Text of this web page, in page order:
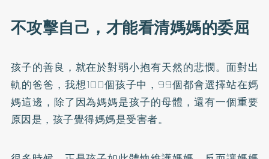
不攻擊自己，才能看清媽媽的委屈
孩子的善良，就在於對弱小抱有天然的悲憫。面對出
軌的爸爸，我想100個孩子中，99個都會選擇站在媽
媽這邊，除了因為媽媽是孩子的母體，還有一個重要
原因是，孩子覺得媽媽是受害者。